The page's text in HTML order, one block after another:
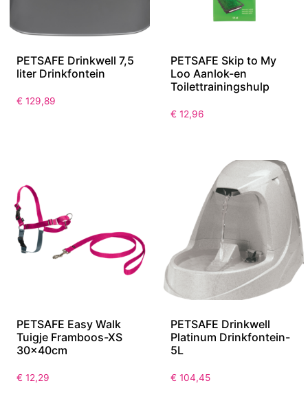
PETSAFE Drinkwell 7,5
liter Drinkfontein
€ 129,89
PETSAFE Skip to My
Loo Aanlok-en
Toilettrainingshulp
€ 12,96
PETSAFE Easy Walk
Tuigje Framboos-XS
30x40cm
€ 12,29
PETSAFE Drinkwell
Platinum Drinkfontein-
5L
€ 104,45